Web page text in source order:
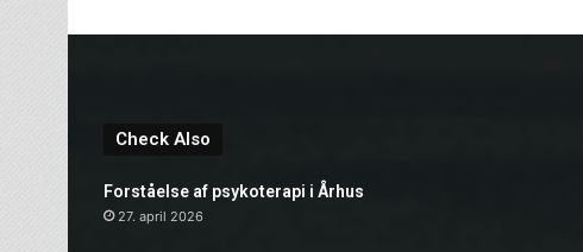
Check Also
Forståelse af psykoterapi i Århus
27. april 2026